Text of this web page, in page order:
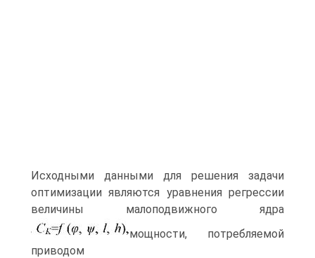
Исходными данными для решения задачи
оптимизации являются уравнения регрессии
вели­чины малоподвижного ядра
мощности, потребляемой
приводом